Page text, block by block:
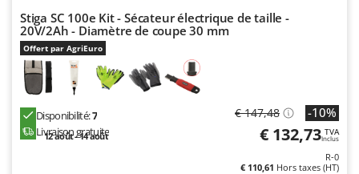
Compresseurs d'air électriques
Compresseurs pour la récolte des olives et la taille
Coupe-bordures - Trimmers
Couveuses à œufs
Berkel
Bernardi
Bertolini Pumps
Bestway
Stiga SC 100e Kit - Sécateur électrique de taille -
20V/2Ah - Diamètre de coupe 30 mm
Offert par AgriEuro
Disponibilité:7
Livraison gratuite
12 août - 14 août
€ 147,48 -10%
€ 132,73 TVA
Inclus
R-0
€ 110,61 Hors taxes (HT)